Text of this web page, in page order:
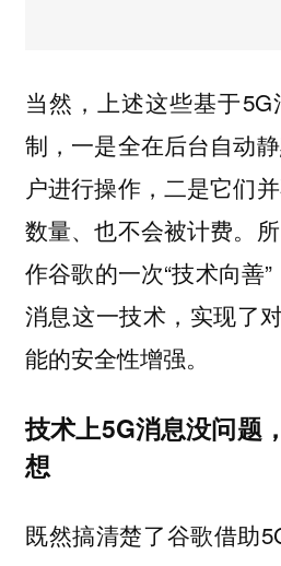
当然，上述这些基于
制，一是全在后台自动
户进行操作，二是它们
数量、也不会被计费。
作谷歌的一次“技术向善
消息这一技术，实现了
能的安全性增强。
技术上5G消息没问题
想
既然搞清楚了谷歌借助